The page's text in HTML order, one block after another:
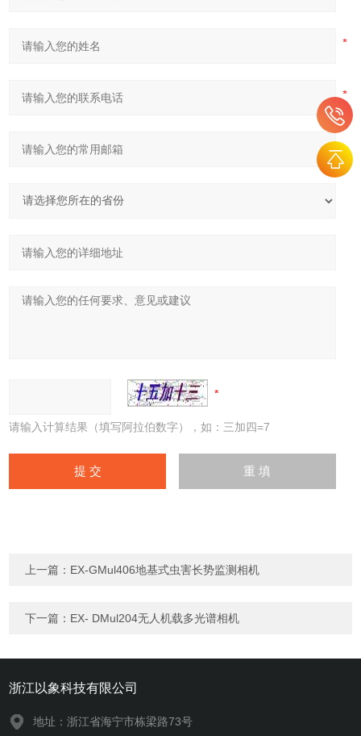
请输入计算结果（填写阿拉伯数字），如：三加四=7
上一篇： EX-GMul406地基式虫害长势监测相机
下一篇： EX- DMul204无人机载多光谱相机
浙江以象科技有限公司
地址：浙江省海宁市栋梁路73号